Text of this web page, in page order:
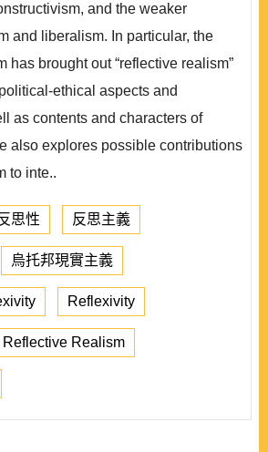
and the weaker
and liberalism. In particular, the
has brought out “reflective realism”
ethical aspects and
as contents and characters of
also explores possible contributions
to inte..
思性 反思主義
烏托邦現實主義
Reflexivity
Reflective Realism